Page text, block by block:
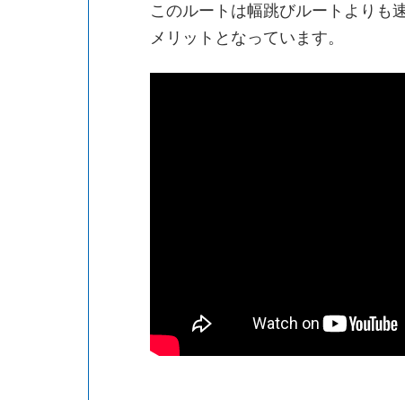
このルートは幅跳びルートよりも
メリットとなっています。